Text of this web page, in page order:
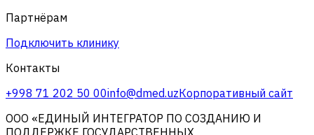
Партнёрам
Подключить клинику
Контакты
+998 71 202 50 00info@dmed.uzКорпоративный сайт
ООО «ЕДИНЫЙ ИНТЕГРАТОР ПО СОЗДАНИЮ И
ПОДДЕРЖКЕ ГОСУДАРСТВЕННЫХ